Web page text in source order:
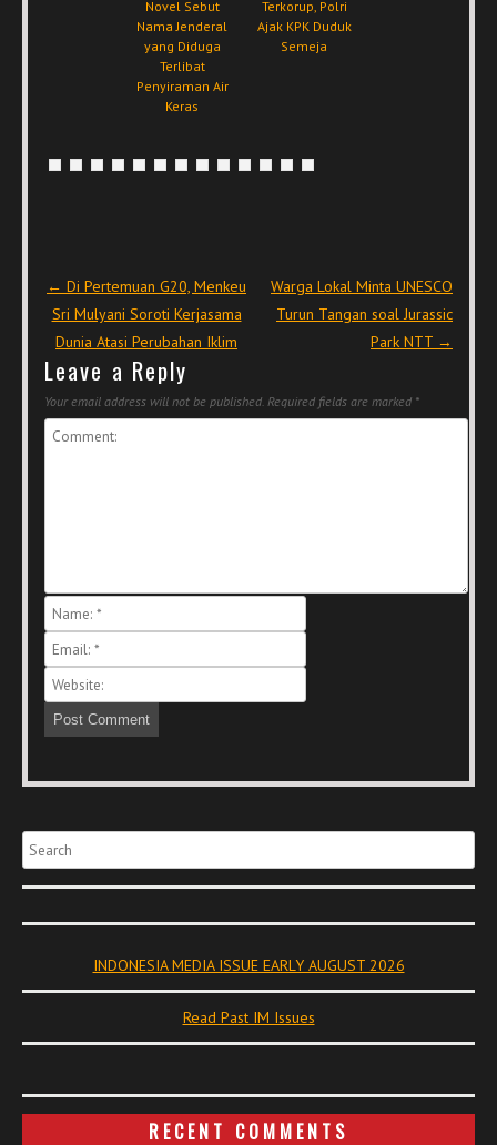
Novel Sebut
Nama Jenderal
yang Diduga
Terlibat
Penyiraman Air
Keras
Terkorup, Polri
Ajak KPK Duduk
Semeja
Post navigation
← Di Pertemuan G20, Menkeu
Sri Mulyani Soroti Kerjasama
Dunia Atasi Perubahan Iklim
Warga Lokal Minta UNESCO
Turun Tangan soal Jurassic
Park NTT →
Leave a Reply
Your email address will not be published. Required fields are marked *
Search
INDONESIA MEDIA ISSUE EARLY AUGUST 2026
Read Past IM Issues
RECENT COMMENTS